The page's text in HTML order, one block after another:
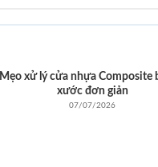
Mẹo xử lý cửa nhựa Composite
xước đơn giản
07/07/2026